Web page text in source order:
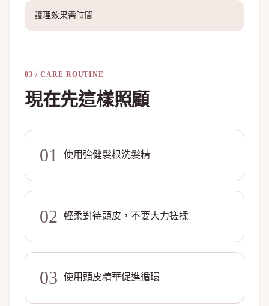
護理效果需時間
03 / CARE ROUTINE
現在先這樣照顧
01 使用強健髮根洗髮精
02 輕柔對待頭皮，不要大力搓揉
03 使用頭皮精華促進循環